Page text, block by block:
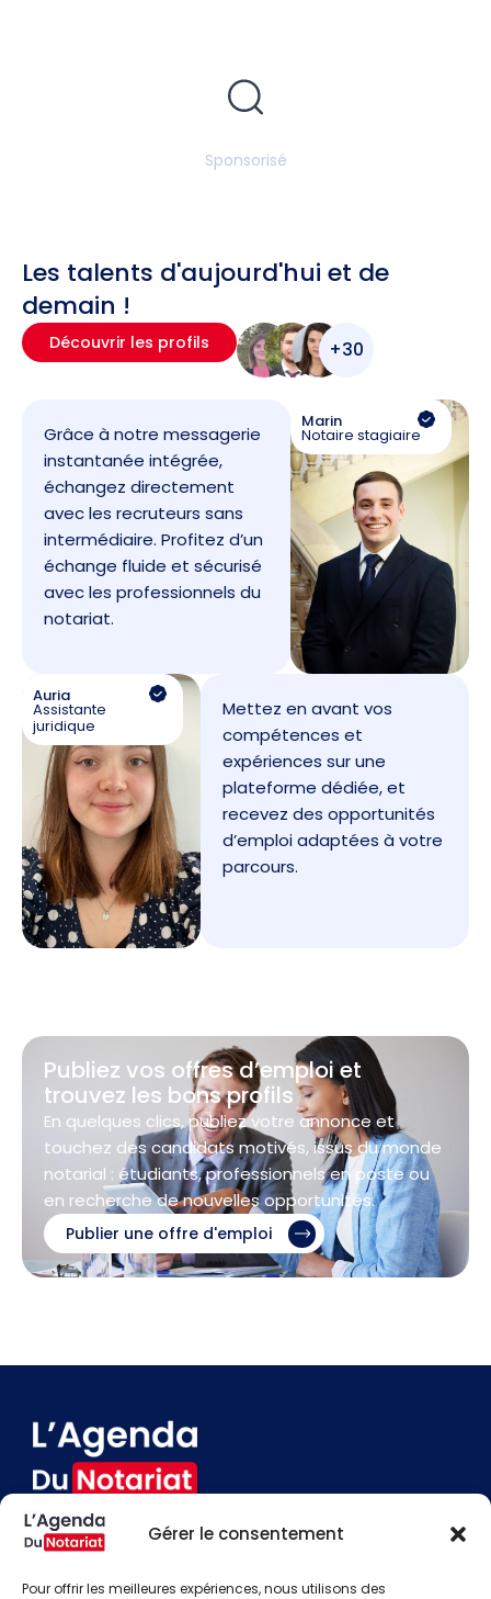
Gérer le consentement
Pour offrir les meilleures expériences, nous utilisons des
Sponsorisé
Les talents d'aujourd'hui et de
demain !
Découvrir les profils +30
Grâce à notre messagerie
instantanée intégrée,
échangez directement
avec les recruteurs sans
intermédiaire. Profitez d’un
échange fluide et sécurisé
avec les professionnels du
notariat.
Marin
Notaire stagiaire
Auria
Assistante
juridique
Mettez en avant vos
compétences et
expériences sur une
plateforme dédiée, et
recevez des opportunités
d’emploi adaptées à votre
parcours.
Publiez vos offres d’emploi et
trouvez les bons profils
En quelques clics, publiez votre annonce et
touchez des candidats motivés, issus du monde
notarial : étudiants, professionnels en poste ou
en recherche de nouvelles opportunités.
Publier une offre d'emploi
Contact